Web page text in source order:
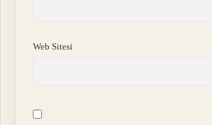
Web Sitesi